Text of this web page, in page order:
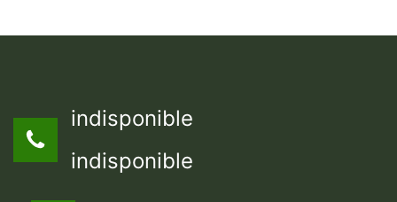
indisponible
indisponible